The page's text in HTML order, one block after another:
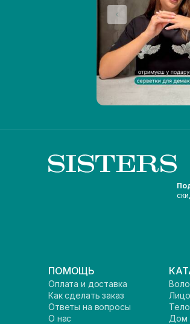
ПОМОЩЬ
Оплата и доставка
Как сделать заказ
Ответы на вопросы
О нас
Лицо
Тело
Дом